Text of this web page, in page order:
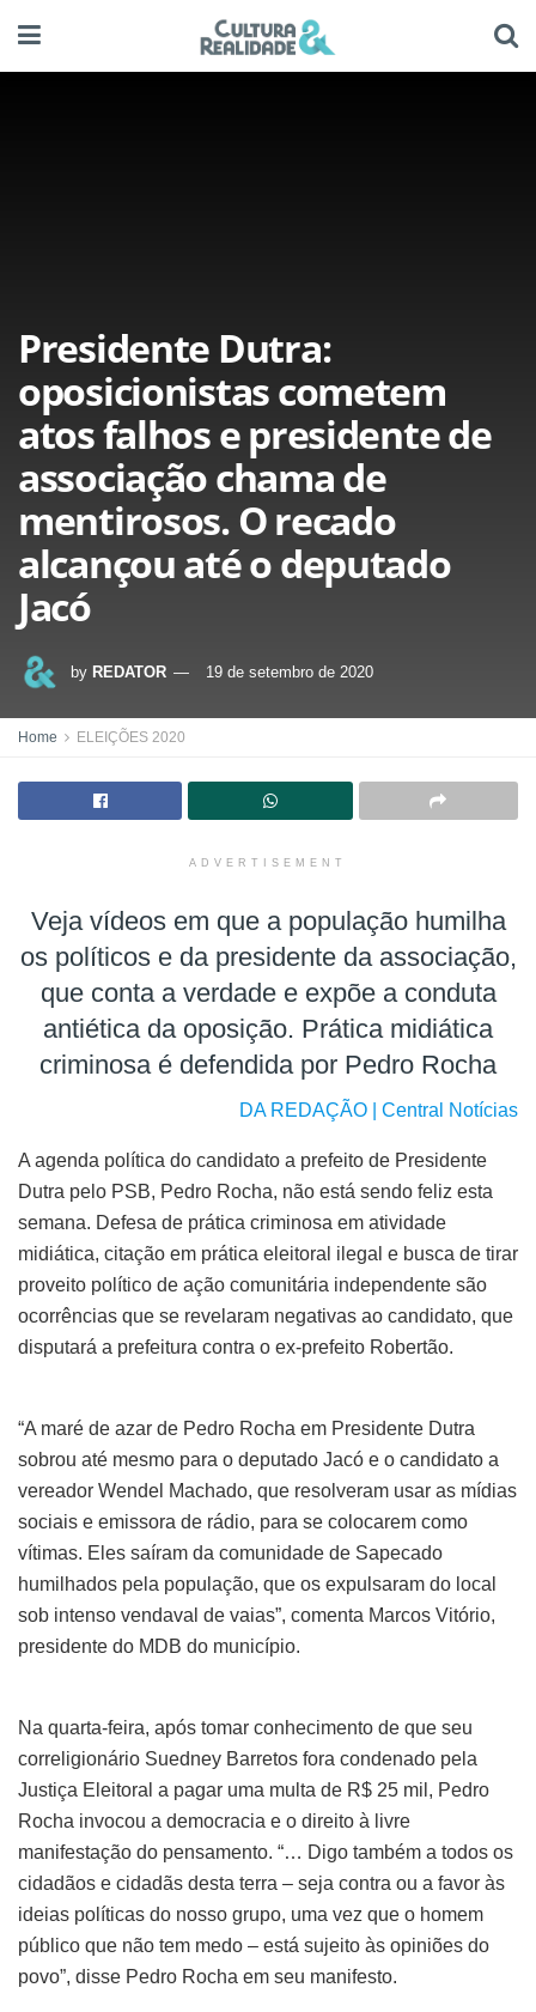
Presidente Dutra:
oposicionistas cometem
atos falhos e presidente de
associação chama de
mentirosos. O recado
alcançou até o deputado
Jacó
by REDATOR 19 de setembro de 2020
Home ELEIÇÕES 2020
ADVERTISEMENT
Veja vídeos em que a população humilha
os políticos e da presidente da associação,
que conta a verdade e expõe a conduta
antiética da oposição. Prática midiática
criminosa é defendida por Pedro Rocha
DA REDAÇÃO | Central Notícias
A agenda política do candidato a prefeito de Presidente
Dutra pelo PSB, Pedro Rocha, não está sendo feliz esta
semana. Defesa de prática criminosa em atividade
midiática, citação em prática eleitoral ilegal e busca de tirar
proveito político de ação comunitária independente são
ocorrências que se revelaram negativas ao candidato, que
disputará a prefeitura contra o ex-prefeito Robertão.
“A maré de azar de Pedro Rocha em Presidente Dutra
sobrou até mesmo para o deputado Jacó e o candidato a
vereador Wendel Machado, que resolveram usar as mídias
sociais e emissora de rádio, para se colocarem como
vítimas. Eles saíram da comunidade de Sapecado
humilhados pela população, que os expulsaram do local
sob intenso vendaval de vaias”, comenta Marcos Vitório,
presidente do MDB do município.
Na quarta-feira, após tomar conhecimento de que seu
correligionário Suedney Barretos fora condenado pela
Justiça Eleitoral a pagar uma multa de R$ 25 mil, Pedro
Rocha invocou a democracia e o direito à livre
manifestação do pensamento. “… Digo também a todos os
cidadãos e cidadãs desta terra – seja contra ou a favor às
ideias políticas do nosso grupo, uma vez que o homem
público que não tem medo – está sujeito às opiniões do
povo”, disse Pedro Rocha em seu manifesto.